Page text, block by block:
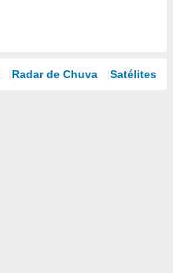
Radar de Chuva Satélites